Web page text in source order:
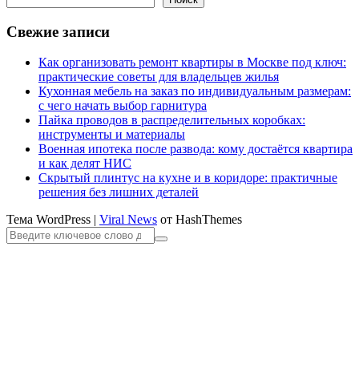
Свежие записи
Как организовать ремонт квартиры в Москве под ключ:
практические советы для владельцев жилья
Кухонная мебель на заказ по индивидуальным размерам:
с чего начать выбор гарнитура
Пайка проводов в распределительных коробках:
инструменты и материалы
Военная ипотека после развода: кому достаётся квартира
и как делят НИС
Скрытый плинтус на кухне и в коридоре: практичные
решения без лишних деталей
Тема WordPress | Viral News от HashThemes